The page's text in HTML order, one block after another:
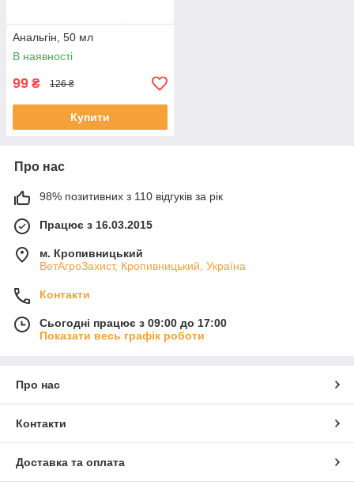
Анальгін, 50 мл
В наявності
99 ₴ 126 ₴
Купити
Про нас
98% позитивних з 110 відгуків за рік
Працює з 16.03.2015
м. Кропивницький
ВетАгроЗахист, Кропивницький, Україна
Контакти
Сьогодні працює з 09:00 до 17:00
Показати весь графік роботи
Про нас
Контакти
Доставка та оплата